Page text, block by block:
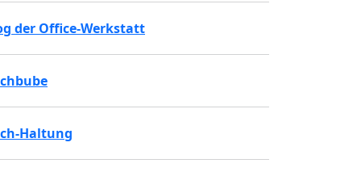
der Office-Werkstatt
Haltung